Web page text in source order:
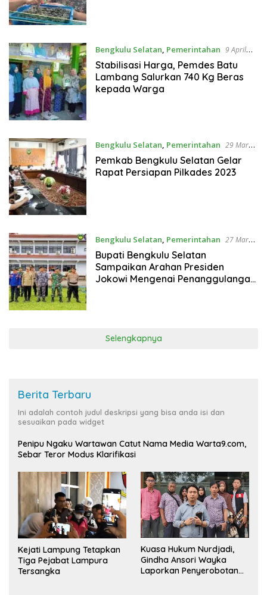
Bengkulu Selatan, Pemerintahan 9 April
2023
Stabilisasi Harga, Pemdes Batu
Lambang Salurkan 740 Kg Beras
kepada Warga
Bengkulu Selatan, Pemerintahan 29 Maret
2023
Pemkab Bengkulu Selatan Gelar
Rapat Persiapan Pilkades 2023
Bengkulu Selatan, Pemerintahan 27 Maret
2023
Bupati Bengkulu Selatan
Sampaikan Arahan Presiden
Jokowi Mengenai Penanggulangan
Selengkapnya
Berita Terbaru
Ini adalah contoh judul deskripsi yang bisa anda isi dan
sesuaikan pada widget
Penipu Ngaku Wartawan Catut Nama Media Warta9.com,
Sebar Teror Modus Klarifikasi
Kejati Lampung Tetapkan
Tiga Pejabat Lampura
Tersangka
Kuasa Hukum Nurdjadi,
Gindha Ansori Wayka
Laporkan Penyerobotan